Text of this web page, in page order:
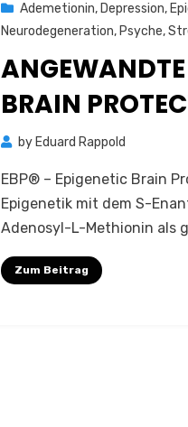
Ademetionin, Depression,
Neurodegeneration, Psyche,
ANGEWANDTE
BRAIN
by Eduard Rappold
EBP® – Epigenetic Brain
Epigenetik mit dem S-
Adenosyl-L-Methionin als
Zum Beitrag